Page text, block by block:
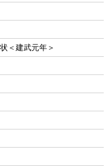
＜建武元年＞